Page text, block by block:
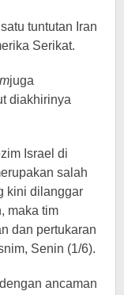
tuntutan Iran
Serikat.
juga
diakhirinya
Israel di
salah
kini dilanggar
maka tim
dan pertukaran
Senin (1/6).
ancaman